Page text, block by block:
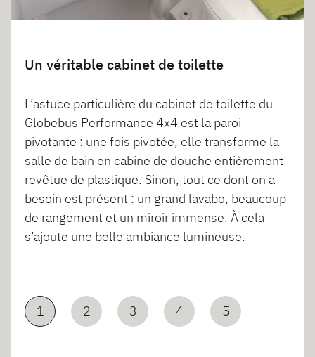
Un véritable cabinet de toilette
L’astuce particulière du cabinet de toilette du
Globebus Performance 4x4 est la paroi
pivotante : une fois pivotée, elle transforme la
salle de bain en cabine de douche entièrement
revêtue de plastique. Sinon, tout ce dont on a
besoin est présent : un grand lavabo, beaucoup
de rangement et un miroir immense. À cela
s’ajoute une belle ambiance lumineuse.
1 2 3 4 5